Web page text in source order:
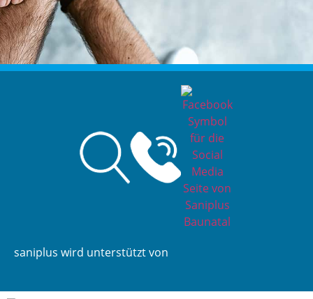
saniplus wird unterstützt von